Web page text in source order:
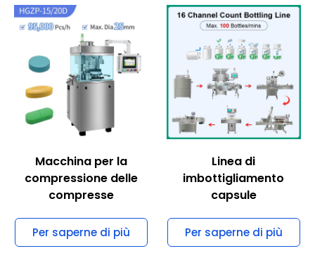
Macchina per la
compressione delle
compresse
Per saperne di più
Linea di
imbottigliamento
capsule
Per saperne di più